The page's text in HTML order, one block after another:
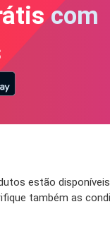
com
estão
também as